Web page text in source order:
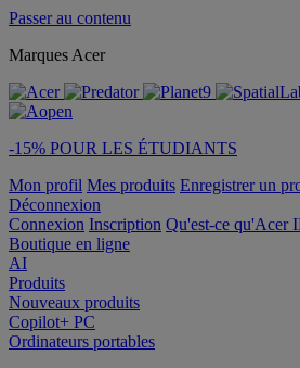
Passer au contenu
Marques Acer
-15% POUR LES ÉTUDIANTS
Mon profil Mes produits Enregistrer un
Déconnexion
Connexion Inscription Qu'est-ce qu'Acer
Boutique en ligne
AI
Produits
Nouveaux produits
Copilot+ PC
Ordinateurs portables